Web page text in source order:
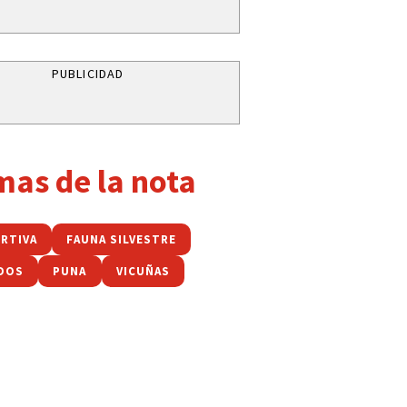
PUBLICIDAD
de la nota
FAUNA SILVESTRE
PUNA VICUÑAS